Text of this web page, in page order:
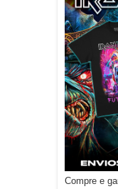
Compre e